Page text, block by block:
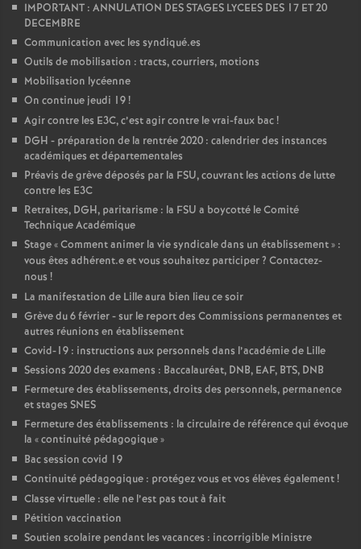
IMPORTANT : ANNULATION DES STAGES LYCEES DES 17 ET 20
DECEMBRE
Communication avec les syndiqué.es
Outils de mobilisation : tracts, courriers, motions
Mobilisation lycéenne
On continue jeudi 19!
Agir contre les E3C, c’est agir contre le vrai-faux bac!
DGH - préparation de la rentrée 2020 : calendrier des instances
académiques et départementales
Préavis de grève déposés par la FSU, couvrant les actions de lutte
contre les E3C
Retraites, DGH, paritarisme : la FSU a boycotté le Comité
Technique Académique
Stage «Comment animer la vie syndicale dans un établissement» :
vous êtes adhérent.e et vous souhaitez participer? Contactez-
nous !
La manifestation de Lille aura bien lieu ce soir
Grève du 6 février - sur le report des Commissions permanentes et
autres réunions en établissement
Covid-19 : instructions aux personnels dans l’académie de Lille
Sessions 2020 des examens : Baccalauréat, DNB, EAF, BTS, DNB
Fermeture des établissements, droits des personnels, permanence
et stages SNES
Fermeture des établissements : la circulaire de référence qui évoque
la «continuité pédagogique»
Bac session covid 19
Continuité pédagogique : protégez vous et vos élèves également!
Classe virtuelle : elle ne l’est pas tout à fait
Pétition vaccination
Soutien scolaire pendant les vacances : incorrigible Ministre